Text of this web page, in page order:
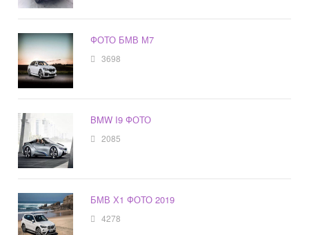
ФОТО БМВ М7
3698
BMW I9 ФОТО
2085
БМВ Х1 ФОТО 2019
4278